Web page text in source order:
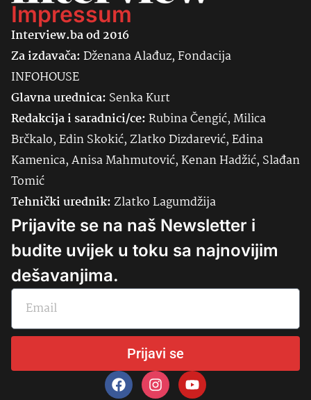
Impressum
Interview.ba od 2016
Za izdavača:Dženana Alađuz, Fondacija
INFOHOUSE
Glavna urednica: SenkaKurt
Redakcija i saradnici/ce:Rubina Čengić, Milica
Brčkalo, Edin Skokić, Zlatko Dizdarević, Edina
Kamenica, Anisa Mahmutović, Kenan Hadžić, Slađan
Tomić
Tehnički urednik:Zlatko Lagumdžija
Prijavite se na naš Newsletter i
budite uvijek u toku sa najnovijim
dešavanjima.
Prijavi se